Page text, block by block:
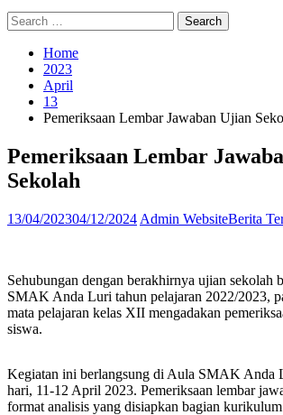
Search
Search
Close
Search
for:
Search
Home
2023
April
13
Pemeriksaan Lembar Jawaban Ujian
Pemeriksaan Lembar
Sekolah
13/04/202304/12/2024 Admin WebsiteBerita
Sehubungan dengan berakhirnya ujian sekolah
SMAK Anda Luri tahun pelajaran 2022/2023,
mata pelajaran kelas XII mengadakan
siswa.
Kegiatan ini berlangsung di Aula SMAK Anda
hari, 11-12 April 2023. Pemeriksaan lembar
format analisis yang disiapkan bagian